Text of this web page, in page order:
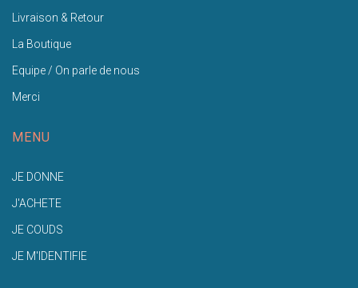
Livraison & Retour
La Boutique
Equipe / On parle de nous
Merci
MENU
JE DONNE
J'ACHETE
JE COUDS
JE M'IDENTIFIE